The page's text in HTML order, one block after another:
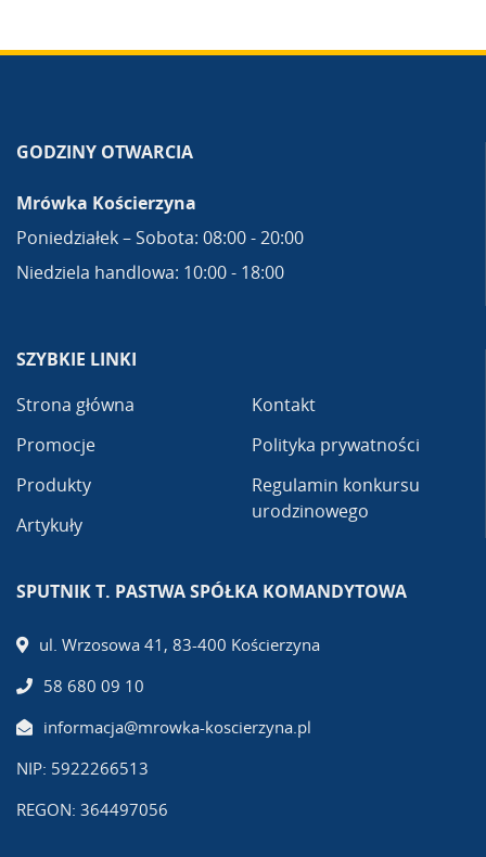
GODZINY OTWARCIA
Mrówka Kościerzyna
Poniedziałek – Sobota: 08:00 - 20:00
Niedziela handlowa: 10:00 - 18:00
SZYBKIE LINKI
Strona główna
Promocje
Produkty
Artykuły
Kontakt
Polityka prywatności
Regulamin konkursu
urodzinowego
SPUTNIK T. PASTWA SPÓŁKA KOMANDYTOWA
ul. Wrzosowa 41, 83-400 Kościerzyna
58 680 09 10
informacja@mrowka-koscierzyna.pl
NIP: 5922266513
REGON: 364497056